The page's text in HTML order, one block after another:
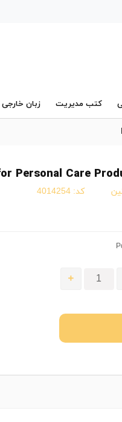
کتب مدیریت زبان خارجی
کد: